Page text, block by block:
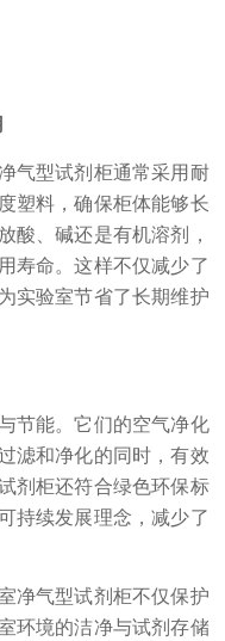
型试剂柜通常采用耐
塑料，确保柜体能够长
酸、碱还是有机溶剂，
寿命。这样不仅减少了
实验室节省了长期维护
能。它们的空气净化
滤和净化的同时，有效
剂柜还符合绿色环保标
持续发展理念，减少了
气型试剂柜不仅保护
环境的洁净与试剂存储